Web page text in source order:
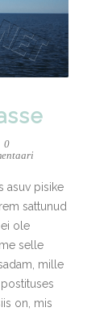
0
asuv pisike
sattunud
ole
selle
mille
on, mis